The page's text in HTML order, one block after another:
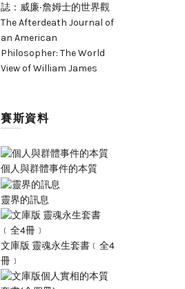
誌：威廉‧詹姆士的世界觀
The Afterdeath Journal of
an American
Philosopher: The World
View of William James
賽斯資料
個人與群體事件的本質
靈界的訊息
文庫版 靈魂永生套書﹝全4
冊﹞